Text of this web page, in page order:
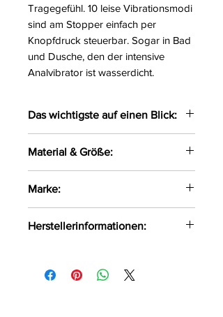
Tragegefühl. 10 leise Vibrationsmodi
sind am Stopper einfach per
Knopfdruck steuerbar. Sogar in Bad
und Dusche, den der intensive
Analvibrator ist wasserdicht.
Das wichtigste auf einen Blick:
Extragroßer Massagekopf für
Prostata
Breiter analsicherer Stopper
Silikon mit seidig softer
Oberfläche
USB-Ladekabel
Material & Größe:
Einführlänge 9,5 cm
Ø 2,3 cm–4,3 cm
Gewicht 106 g
Marke:
Herstellerinformationen:
DE-24933 Flensburg